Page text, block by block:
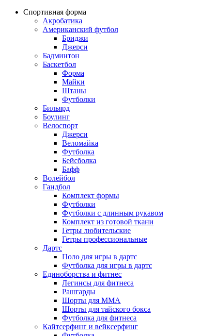
Спортивная форма
Акробатика
Американский футбол
Бриджи
Джерси
Бадминтон
Баскетбол
Форма
Майки
Штаны
Футболки
Бильярд
Боулинг
Велоспорт
Джерси
Веломайка
Футболка
Бейсболка
Бафф
Волейбол
Гандбол
Комплект формы
Футболки
Футболки с длинным рукавом
Комплект из готовой ткани
Гетры любительские
Гетры профессиональные
Дартс
Поло для игры в дартс
Футболка для игры в дартс
Единоборства и фитнес
Легинсы для фитнеса
Рашгарды
Шорты для MMA
Шорты для тайского бокса
Футболка для фитнеса
Кайтсерфинг и вейксерфинг